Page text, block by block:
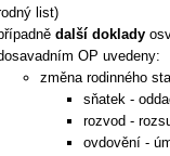
list)
další doklady
OP uvedeny:
změna rodinného
sňatek -
rozvod -
ovdovění -